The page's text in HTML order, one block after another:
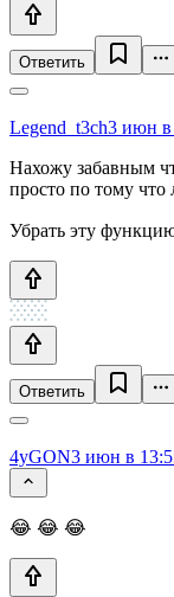
Ответить
Legend_t3ch3 июн в
Нахожу забавным
просто по тому что
Убрать эту
Ответить
4yGON3 июн в
😂 😂 😂